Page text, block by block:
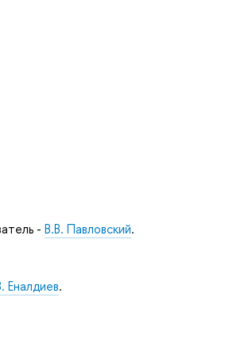
- В.В. Павловский.
Еналдиев.